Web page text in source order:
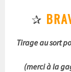
✰
Tirage au sort
(merci à la